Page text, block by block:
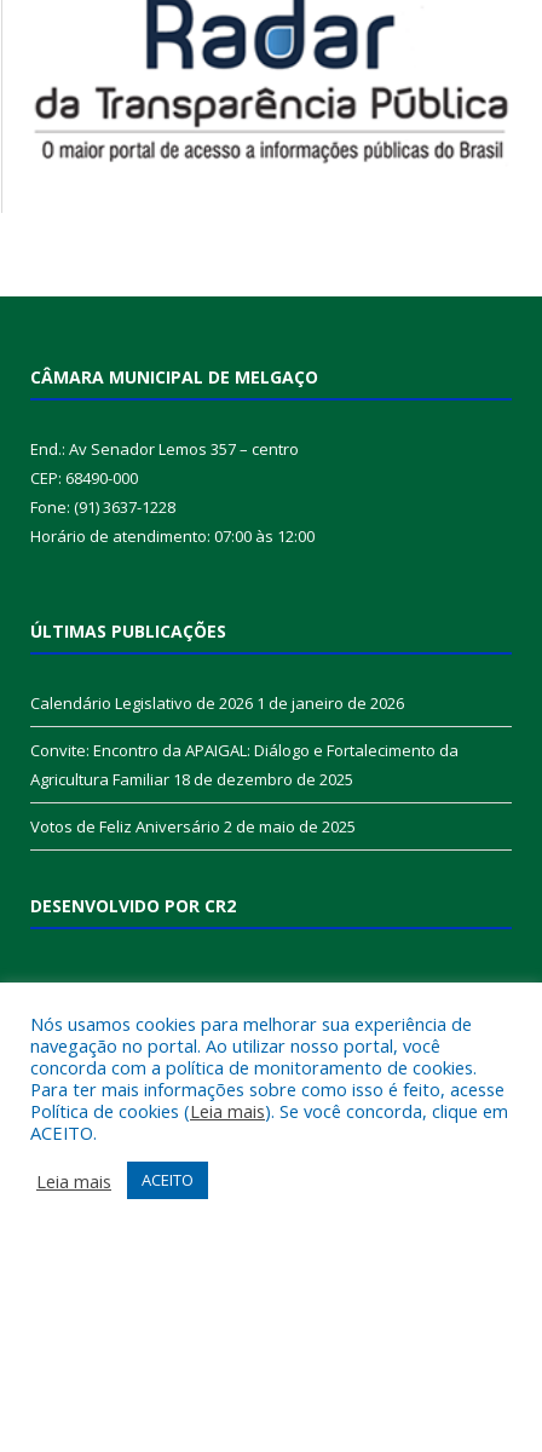
CÂMARA MUNICIPAL DE MELGAÇO
End.: Av Senador Lemos 357 – centro
CEP: 68490-000
Fone: (91) 3637-1228
Horário de atendimento: 07:00 às 12:00
ÚLTIMAS PUBLICAÇÕES
Calendário Legislativo de 2026 1 de janeiro de 2026
Convite: Encontro da APAIGAL: Diálogo e Fortalecimento da
Agricultura Familiar 18 de dezembro de 2025
Votos de Feliz Aniversário 2 de maio de 2025
DESENVOLVIDO POR CR2
Muito mais que
Realizamos umaassessoria
contrato que todas as exigências das
Nós usamos cookies para melhorar sua experiência de
navegação no portal. Ao utilizar nosso portal, você
concorda com a política de monitoramento de cookies.
Para ter mais informações sobre como isso é feito, acesse
Política de cookies (Leia mais). Se você concorda, clique em
ACEITO.
Leia mais
ACEITO